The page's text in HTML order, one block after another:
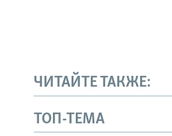
ЧИТАЙТЕ ТАКЖЕ:
ТОП-ТЕМА